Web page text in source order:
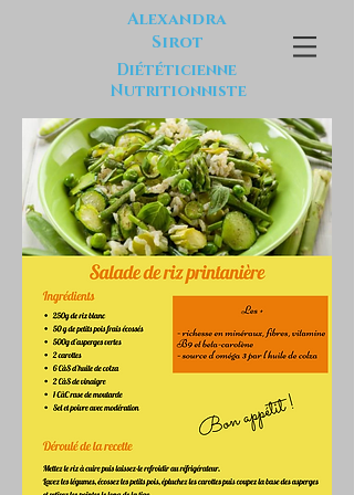
Alexandra
Sirot
Diététicienne
Nutritionniste